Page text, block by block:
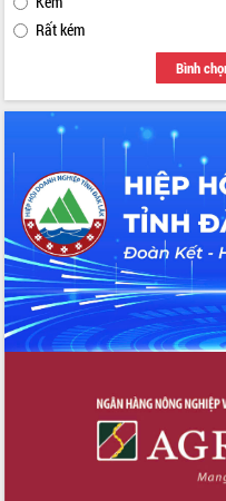
Rất kém
Bình